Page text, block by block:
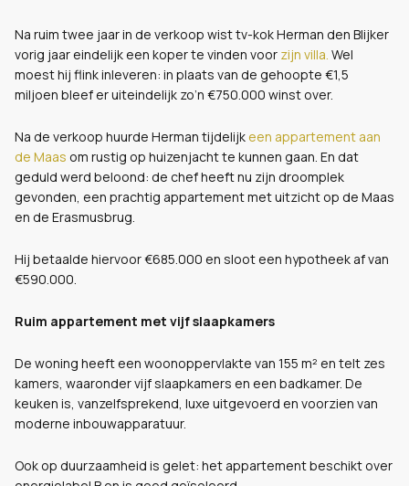
Na ruim twee jaar in de verkoop wist tv-kok Herman den Blijker
vorig jaar eindelijk een koper te vinden voor zijn villa. Wel
moest hij flink inleveren: in plaats van de gehoopte €1,5
miljoen bleef er uiteindelijk zo’n €750.000 winst over.
Na de verkoop huurde Herman tijdelijk een appartement aan
de Maas om rustig op huizenjacht te kunnen gaan. En dat
geduld werd beloond: de chef heeft nu zijn droomplek
gevonden, een prachtig appartement met uitzicht op de Maas
en de Erasmusbrug.
Hij betaalde hiervoor €685.000 en sloot een hypotheek af van
€590.000.
Ruim appartement met vijf slaapkamers
De woning heeft een woonoppervlakte van 155 m² en telt zes
kamers, waaronder vijf slaapkamers en een badkamer. De
keuken is, vanzelfsprekend, luxe uitgevoerd en voorzien van
moderne inbouwapparatuur.
Ook op duurzaamheid is gelet: het appartement beschikt over